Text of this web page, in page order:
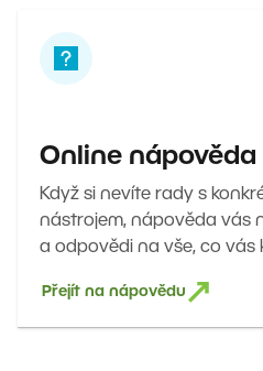
Online nápověda
Když si nevíte rady s
nástrojem, nápověda vás
a odpovědi na vše, co vás
Přejít na nápovědu